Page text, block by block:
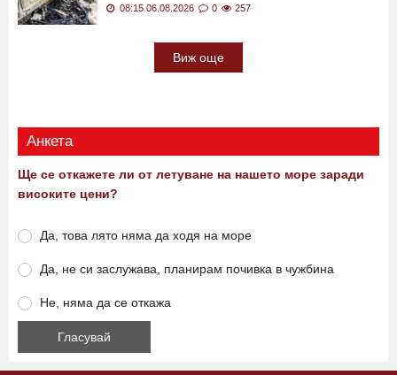
08:15 06.08.2026 0 257
Виж още
Анкета
Ще се откажете ли от летуване на нашето море заради
високите цени?
Да, това лято няма да ходя на море
Да, не си заслужава, планирам почивка в чужбина
Не, няма да се откажа